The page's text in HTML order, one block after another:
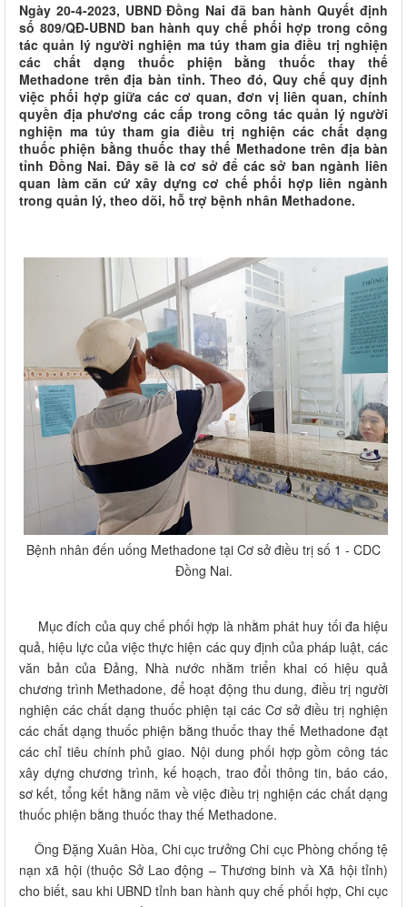
Ngày 20-4-2023, UBND Đồng Nai đã ban hành Quyết định
số 809/QĐ-UBND ban hành quy chế phối hợp trong công
tác quản lý người nghiện ma túy tham gia điều trị nghiện
các chất dạng thuốc phiện bằng thuốc thay thế
Methadone trên địa bàn tỉnh. Theo đó, Quy chế quy định
việc phối hợp giữa các cơ quan, đơn vị liên quan, chính
quyền địa phương các cấp trong công tác quản lý người
nghiện ma túy tham gia điều trị nghiện các chất dạng
thuốc phiện bằng thuốc thay thế Methadone trên địa bàn
tỉnh Đồng Nai. Đây sẽ là cơ sở để các sở ban ngành liên
quan làm căn cứ xây dựng cơ chế phối hợp liên ngành
trong quản lý, theo dõi, hỗ trợ bệnh nhân Methadone.
Bệnh nhân đến uống Methadone tại Cơ sở điều trị số 1 - CDC
Đồng Nai.
Mục đích của quy chế phối hợp là nhằm phát huy tối đa hiệu
quả, hiệu lực của việc thực hiện các quy định của pháp luật, các
văn bản của Đảng, Nhà nước nhằm triển khai có hiệu quả
chương trình Methadone, để hoạt động thu dung, điều trị người
nghiện các chất dạng thuốc phiện tại các Cơ sở điều trị nghiện
các chất dạng thuốc phiện bằng thuốc thay thế Methadone đạt
các chỉ tiêu chính phủ giao. Nội dung phối hợp gồm công tác
xây dựng chương trình, kế hoạch, trao đổi thông tin, báo cáo,
sơ kết, tổng kết hằng năm về việc điều trị nghiện các chất dạng
thuốc phiện bằng thuốc thay thế Methadone.
Ông Đặng Xuân Hòa, Chi cục trưởng Chi cục Phòng chống tệ
nạn xã hội (thuộc Sở Lao động – Thương binh và Xã hội tỉnh)
cho biết, sau khi UBND tỉnh ban hành quy chế phối hợp, Chi cục